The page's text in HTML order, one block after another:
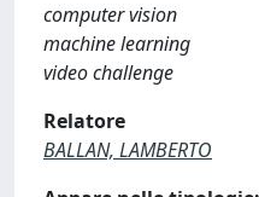
computer vision
machine learning
video challenge
Relatore
BALLAN, LAMBERTO